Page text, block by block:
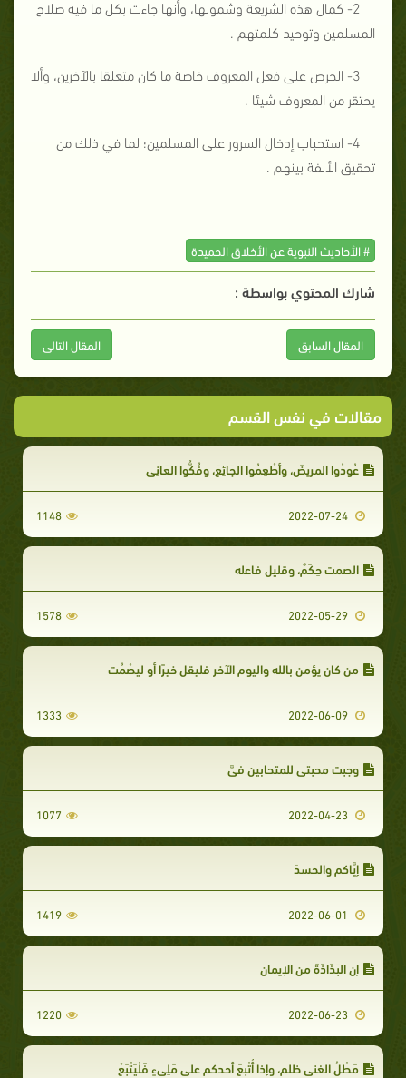
2- كمال هذه الشريعة وشمولها، وأنها جاءت بكل ما فيه صلاح
المسلمين وتوحيد كلمتهم .
3- الحرص على فعل المعروف خاصة ما كان متعلقا بالآخرين، وألا
يحتقر من المعروف شيئا .
4- استحباب إدخال السرور على المسلمين؛ لما في ذلك من
تحقيق الألفة بينهم .
# الأحاديث النبوية عن الأخلاق الحميدة
شارك المحتوي بواسطة :
المقال السابق المقال التالى
مقالات في نفس القسم
عُودُوا المريضَ، وأطْعِمُوا الجَائِعَ، وفُكُّوا العَانِي
1148
الصمت حِكَمٌ، وقليل فاعله
1578
من كان يؤمن بالله واليوم الآخر فليقل خيرًا أو ليصْمُت
1333
وجبت محبتي للمتحابين فيَّ
1077
إيَّاكم والحسدَ
1419
إن البَذَاذَةَ من الإيمان
1220
مَطْلُ الغني ظلم، وإذا أُتْبِعَ أحدكم على مَلِيءٍ فَلْيَتْبَعْ